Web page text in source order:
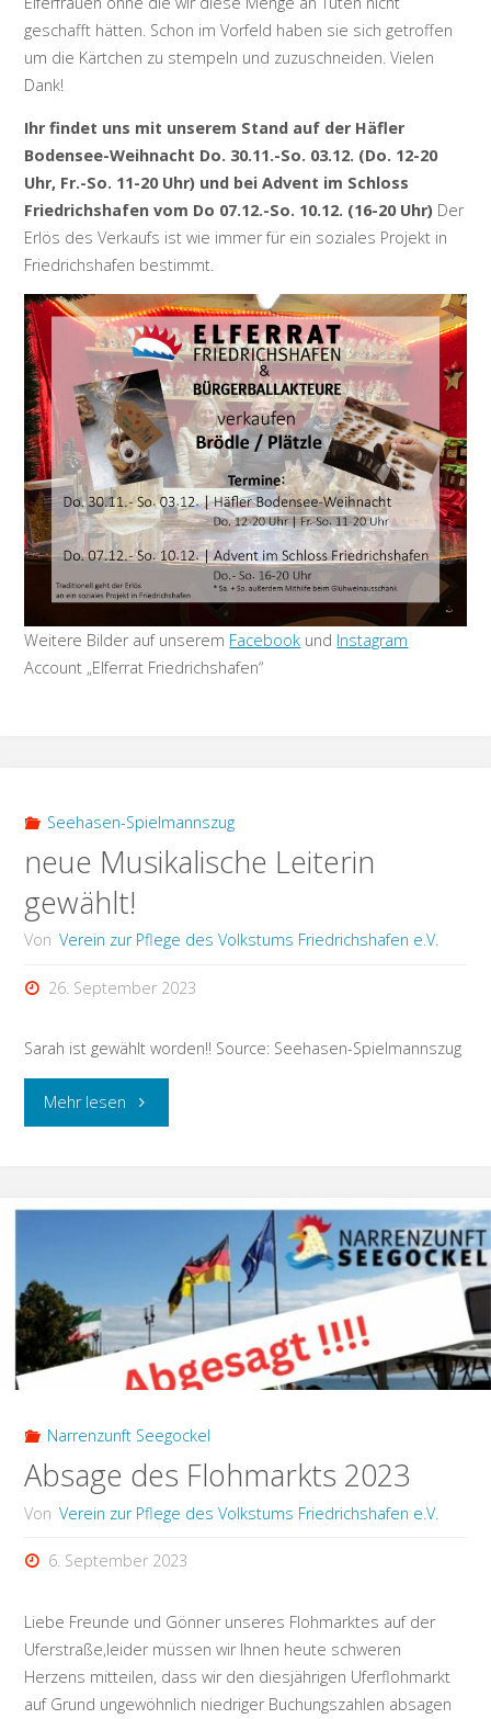
geschafft hätten. Schon im Vorfeld haben sie sich getroffen
um die Kärtchen zu stempeln und zuzuschneiden. Vielen
Dank!
Ihr findet uns mit unserem Stand auf der Häfler
Bodensee-Weihnacht Do. 30.11.-So. 03.12. (Do. 12-20
Uhr, Fr.-So. 11-20 Uhr) und bei Advent im Schloss
Friedrichshafen vom Do 07.12.-So. 10.12. (16-20 Uhr) Der
Erlös des Verkaufs ist wie immer für ein soziales Projekt in
Friedrichshafen bestimmt.
Weitere Bilder auf unserem Facebook und Instagram
Account „Elferrat Friedrichshafen“
Seehasen-Spielmannszug
neue Musikalische Leiterin
gewählt!
Von Verein zur Pflege des Volkstums Friedrichshafen e.V.
26. September 2023
Sarah ist gewählt worden!! Source: Seehasen-Spielmannszug
Mehr lesen"neue
Narrenzunft Seegockel
Absage des Flohmarkts 2023
Von Verein zur Pflege des Volkstums Friedrichshafen e.V.
6. September 2023
Liebe Freunde und Gönner unseres Flohmarktes auf der
Uferstraße,leider müssen wir Ihnen heute schweren
Herzens mitteilen, dass wir den diesjährigen Uferflohmarkt
auf Grund ungewöhnlich niedriger Buchungszahlen absagen